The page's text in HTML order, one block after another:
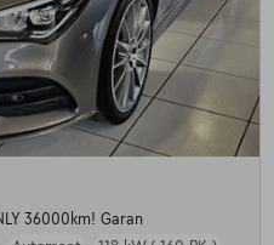
36000km! Garan